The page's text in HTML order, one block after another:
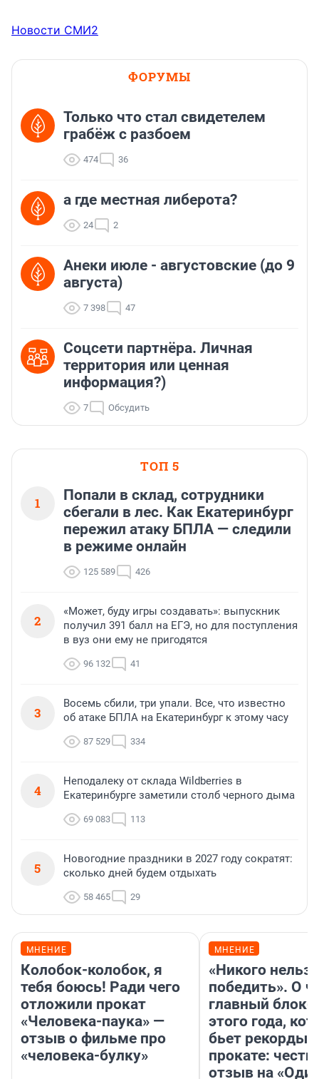
Новости СМИ2
ФОРУМЫ
Только что стал свидетелем
грабёж с разбоем
474 36
а где местная либерота?
24 2
Анеки июле - августовские (до 9
августа)
7 398 47
Соцсети партнёра. Личная
территория или ценная
информация?)
7 Обсудить
ТОП 5
1
Попали в склад, сотрудники
сбегали в лес. Как Екатеринбург
пережил атаку БПЛА — следили
в режиме онлайн
125 589 426
2
«Может, буду игры создавать»: выпускник
получил 391 балл на ЕГЭ, но для поступления
в вуз они ему не пригодятся
96 132 41
3
Восемь сбили, три упали. Все, что известно
об атаке БПЛА на Екатеринбург к этому часу
87 529 334
4
Неподалеку от склада Wildberries в
Екатеринбурге заметили столб черного дыма
69 083 113
5
Новогодние праздники в 2027 году сократят:
сколько дней будем отдыхать
58 465 29
МНЕНИЕ
Колобок-колобок, я
тебя боюсь! Ради чего
отложили прокат
«Человека-паука» —
отзыв о фильме про
«человека-булку»
МНЕНИЕ
«Никого нельзя
победить». О
главный
этого года,
бьет рекорды в
прокате:
отзыв на